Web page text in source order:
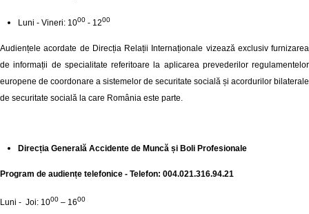
Luni - Vineri: 1000 - 1200
Audiențele acordate de Direcția Relații Internaționale vizează exclusiv furnizarea
de informații de specialitate referitoare la aplicarea prevederilor regulamentelor
europene de coordonare a sistemelor de securitate socială și acordurilor bilaterale
de securitate socială la care România este parte.
Direcția Generală Accidente de Muncă și Boli Profesionale
Program de audiențe telefonice - Telefon: 004.021.316.94.21
Luni - Joi: 1000 – 1600